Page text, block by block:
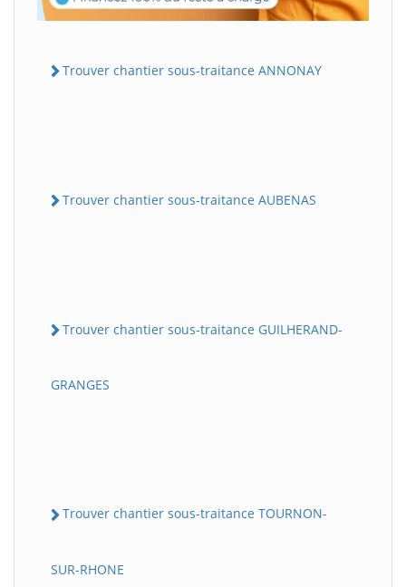
Trouver chantier sous-traitance ANNONAY
Trouver chantier sous-traitance AUBENAS
Trouver chantier sous-traitance GUILHERAND-
GRANGES
Trouver chantier sous-traitance TOURNON-
SUR-RHONE